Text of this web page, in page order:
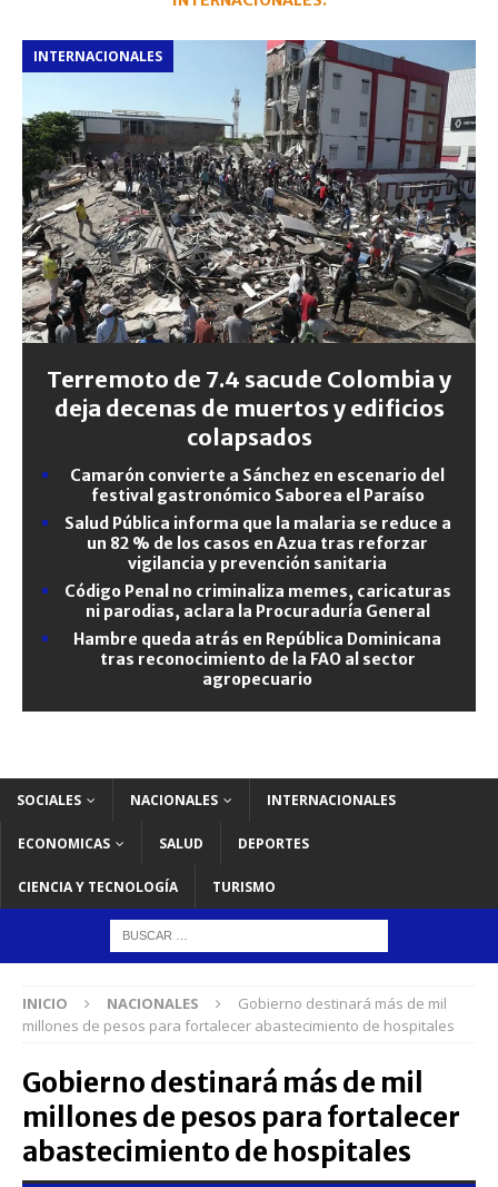
INTERNACIONALES
Terremoto de 7.4 sacude Colombia y
deja decenas de muertos y edificios
colapsados
Camarón convierte a Sánchez en escenario del
festival gastronómico Saborea el Paraíso
Salud Pública informa que la malaria se reduce a
un 82 % de los casos en Azua tras reforzar
vigilancia y prevención sanitaria
Código Penal no criminaliza memes, caricaturas
ni parodias, aclara la Procuraduría General
Hambre queda atrás en República Dominicana
tras reconocimiento de la FAO al sector
agropecuario
SOCIALES NACIONALES INTERNACIONALES
ECONOMICAS SALUD DEPORTES
CIENCIA Y TECNOLOGÍA TURISMO
INICIO NACIONALES
Gobierno destinará más de mil
millones de pesos para fortalecer abastecimiento de hospitales
Gobierno destinará más de mil
millones de pesos para fortalecer
abastecimiento de hospitales